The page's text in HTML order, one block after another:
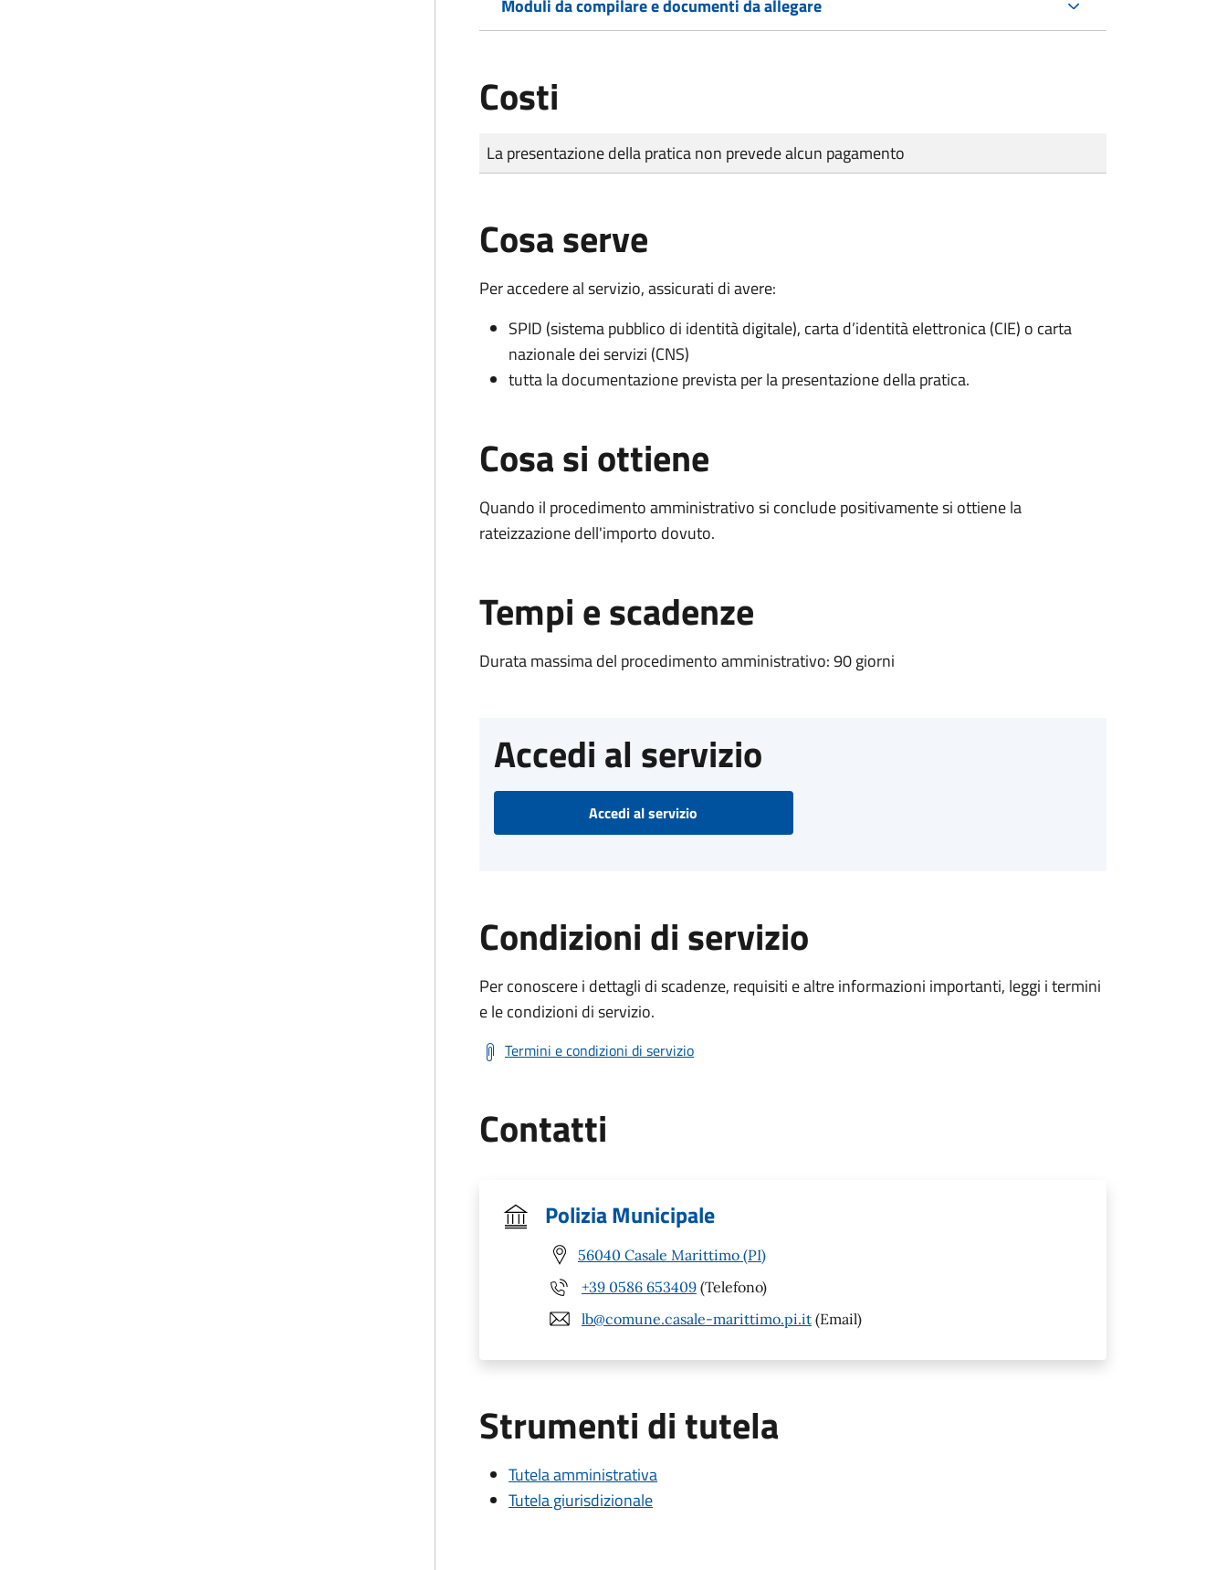
Moduli da compilare e documenti da allegare
Costi
Tipo di pagamento
Importo
La presentazione della pratica non prevede alcun pagamento
Cosa serve
Per accedere al servizio, assicurati di avere:
SPID (sistema pubblico di identità digitale), carta d’identità elettronica (CIE) o carta
nazionale dei servizi (CNS)
tutta la documentazione prevista per la presentazione della pratica.
Cosa si ottiene
Quando il procedimento amministrativo si conclude positivamente si ottiene la
rateizzazione dell'importo dovuto.
Tempi e scadenze
Durata massima del procedimento amministrativo: 90 giorni
Accedi al servizio
Accedi al servizio
Condizioni di servizio
Per conoscere i dettagli di scadenze, requisiti e altre informazioni importanti, leggi i termini
e le condizioni di servizio.
Termini e condizioni di servizio
Contatti
Polizia Municipale
56040 Casale Marittimo (PI)
+39 0586 653409 (Telefono)
lb@comune.casale-marittimo.pi.it (Email)
Strumenti di tutela
Tutela amministrativa
Tutela giurisdizionale